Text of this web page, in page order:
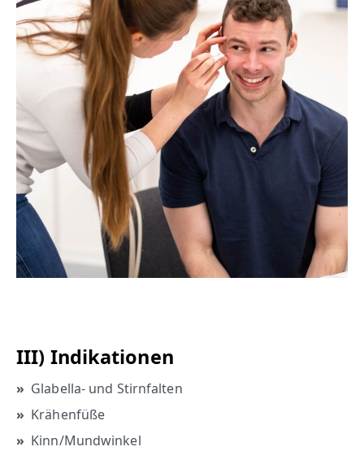
III) Indikationen
Glabella- und Stirnfalten
Krähenfüße
Kinn/Mundwinkel